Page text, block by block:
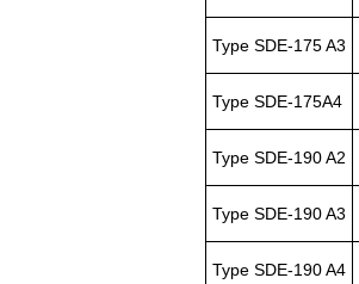
Type SDE-175 A3
Type SDE-175A4
Type SDE-190 A2
Type SDE-190 A3
Type SDE-190 A4